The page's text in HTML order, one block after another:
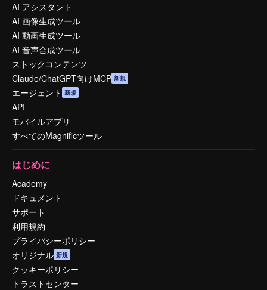
AI アシスタント
AI 画像生成ツール
AI 動画生成ツール
AI 音声合成ツール
ストックコンテンツ
Claude/ChatGPT向けMCP 新規
エージェント 新規
API
モバイルアプリ
すべてのMagnificツール
はじめに
Academy
ドキュメント
サポート
利用規約
プライバシーポリシー
オリジナル 新規
クッキーポリシー
トラストセンター